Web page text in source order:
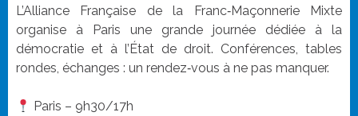
L’Alliance Française de la Franc‑Maçonnerie Mixte
organise à Paris une grande journée dédiée à la
démocratie et à l’État de droit. Conférences, tables
rondes, échanges : un rendez‑vous à ne pas manquer.
Paris – 9h30/17h